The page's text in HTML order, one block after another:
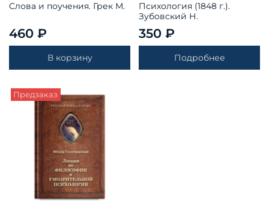
Слова и поучения. Грек М.
460 ₽
В корзину
Психология (1848 г.).
Зубовский Н.
350 ₽
Подробнее
Предзаказ